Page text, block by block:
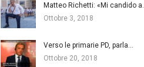
Matteo Richetti: «Mi candido a…
Ottobre 3, 2018
Verso le primarie PD, parla…
Ottobre 20, 2018